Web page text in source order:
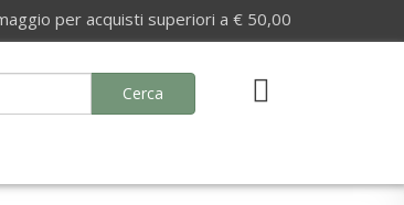
per acquisti superiori a € 50,00
Cerca